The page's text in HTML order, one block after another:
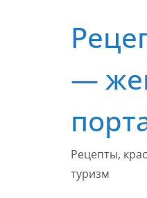
содержимому
—
Рецепты,
туризм